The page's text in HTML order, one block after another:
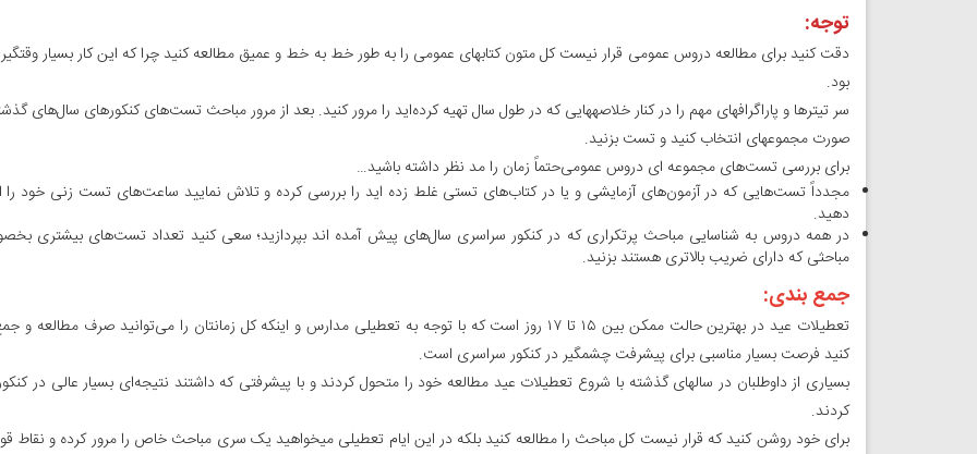
توجه:
دقت کنید برای مطالعه دروس عمومی قرار نیست کل متون کتاب­های عمومی را به طور خط به خط و عمیق مطالعه کنید چرا که این کار بسیار
بود.
سر تیترها و پاراگراف­های مهم را در کنار خلاصه­هایی که در طول سال تهیه کرده‌اید را مرور کنید. بعد از مرور مباحث تست‌های کنکورهای سال‌های
صورت مجموعه­ای انتخاب کنید و تست بزنید.
برای بررسی تست‌های مجموعه ای دروس عمومی‌حتماً زمان را مد نظر داشته باشید…
مجدداً تست‌هایی که در آزمون‌های آزمایشی و یا در کتاب‌های تستی غلط زده اید را بررسی کرده و تلاش نمایید ساعت‌های تست زنی خود را
دهید.
در همه دروس به شناسایی مباحث پرتکراری که در کنکور سراسری سال‌های پیش آمده اند بپردازید؛ سعی کنید تعداد تست‌های بیشتری
مباحثی که دارای ضریب بالاتری هستند بزنید.
جمع بندی:
تعطیلات عید در بهترین حالت ممکن بین ۱۵ تا ۱۷ روز است که با توجه به تعطیلی مدارس و اینکه کل زمانتان را می‌توانید صرف مطالعه
کنید فرصت بسیار مناسبی برای پیشرفت چشمگیر در کنکور سراسری است.
بسیاری از داوطلبان در سال­های گذشته با شروع تعطیلات عید مطالعه خود را متحول کردند و با پیشرفتی که داشتند نتیجه‌ای بسیار عالی در
کردند.
برای خود روشن کنید که قرار نیست کل مباحث را مطالعه کنید بلکه در این ایام تعطیلی می­خواهید یک سری مباحث خاص را مرور کرده و نقاط